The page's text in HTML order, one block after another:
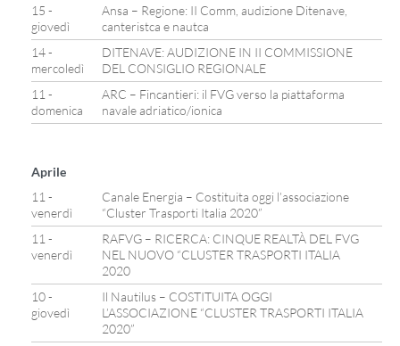
15 -
giovedì
Ansa – Regione: II Comm, audizione Ditenave,
canteristca e nautca
14 -
mercoledì
DITENAVE: AUDIZIONE IN II COMMISSIONE
DEL CONSIGLIO REGIONALE
11 -
domenica
ARC – Fincantieri: il FVG verso la piattaforma
navale adriatico/ionica
Aprile
11 -
venerdì
Canale Energia – Costituita oggi l’associazione
“Cluster Trasporti Italia 2020”
11 -
venerdì
RAFVG – RICERCA: CINQUE REALTÀ DEL FVG
NEL NUOVO “CLUSTER TRASPORTI ITALIA
2020
10 -
giovedì
Il Nautilus – COSTITUITA OGGI
L’ASSOCIAZIONE “CLUSTER TRASPORTI ITALIA
2020”